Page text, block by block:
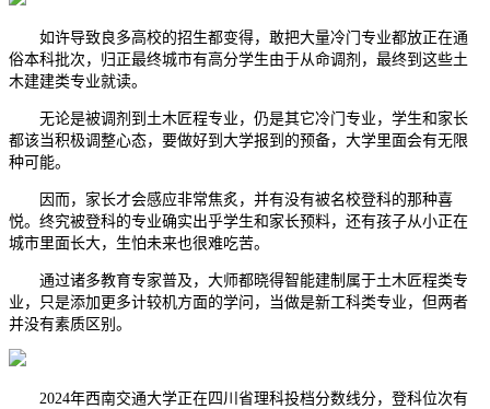
如许导致良多高校的招生都变得，敢把大量冷门专业都放正在通
俗本科批次，归正最终城市有高分学生由于从命调剂，最终到这些土
木建建类专业就读。
无论是被调剂到土木匠程专业，仍是其它冷门专业，学生和家长
都该当积极调整心态，要做好到大学报到的预备，大学里面会有无限
种可能。
因而，家长才会感应非常焦炙，并有没有被名校登科的那种喜
悦。终究被登科的专业确实出乎学生和家长预料，还有孩子从小正在
城市里面长大，生怕未来也很难吃苦。
通过诸多教育专家普及，大师都晓得智能建制属于土木匠程类专
业，只是添加更多计较机方面的学问，当做是新工科类专业，但两者
并没有素质区别。
2024年西南交通大学正在四川省理科投档分数线分，登科位次有